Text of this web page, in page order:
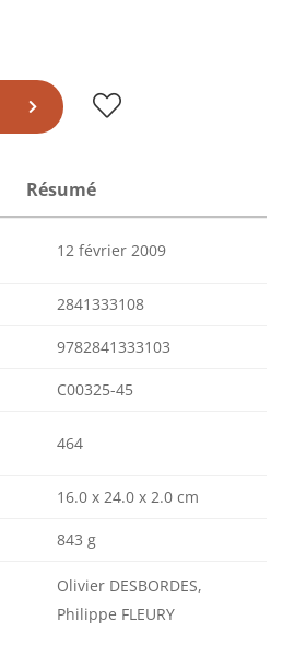
Résumé
12 février 2009
2841333108
9782841333103
C00325-45
464
16.0 x 24.0 x 2.0 cm
843 g
Olivier DESBORDES,
Philippe FLEURY